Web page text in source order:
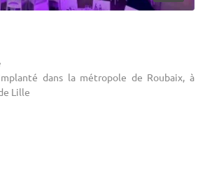
dans la métropole de Roubaix, à
Lille